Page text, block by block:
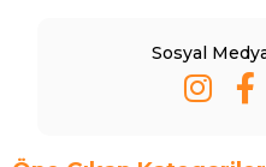
Sosyal